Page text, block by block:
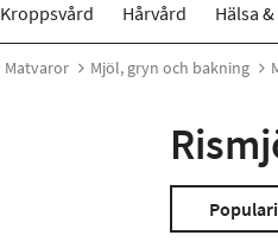
Kroppsvård Hårvård Hälsa
Matvaror Mjöl, gryn och bakning